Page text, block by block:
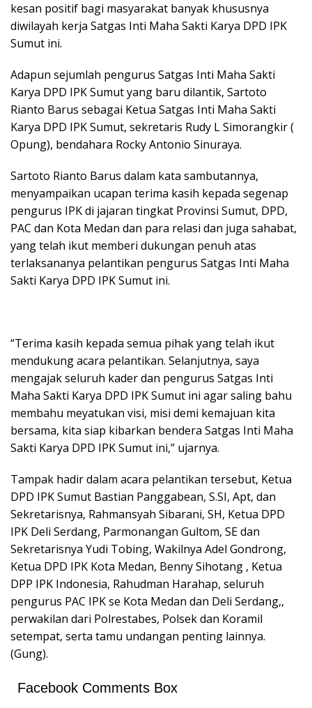
kesan positif bagi masyarakat banyak khususnya
diwilayah kerja Satgas Inti Maha Sakti Karya DPD IPK
Sumut ini.
Adapun sejumlah pengurus Satgas Inti Maha Sakti
Karya DPD IPK Sumut yang baru dilantik, Sartoto
Rianto Barus sebagai Ketua Satgas Inti Maha Sakti
Karya DPD IPK Sumut, sekretaris Rudy L Simorangkir (
Opung), bendahara Rocky Antonio Sinuraya.
Sartoto Rianto Barus dalam kata sambutannya,
menyampaikan ucapan terima kasih kepada segenap
pengurus IPK di jajaran tingkat Provinsi Sumut, DPD,
PAC dan Kota Medan dan para relasi dan juga sahabat,
yang telah ikut memberi dukungan penuh atas
terlaksananya pelantikan pengurus Satgas Inti Maha
Sakti Karya DPD IPK Sumut ini.
“Terima kasih kepada semua pihak yang telah ikut
mendukung acara pelantikan. Selanjutnya, saya
mengajak seluruh kader dan pengurus Satgas Inti
Maha Sakti Karya DPD IPK Sumut ini agar saling bahu
membahu meyatukan visi, misi demi kemajuan kita
bersama, kita siap kibarkan bendera Satgas Inti Maha
Sakti Karya DPD IPK Sumut ini,” ujarnya.
Tampak hadir dalam acara pelantikan tersebut, Ketua
DPD IPK Sumut Bastian Panggabean, S.SI, Apt, dan
Sekretarisnya, Rahmansyah Sibarani, SH, Ketua DPD
IPK Deli Serdang, Parmonangan Gultom, SE dan
Sekretarisnya Yudi Tobing, Wakilnya Adel Gondrong,
Ketua DPD IPK Kota Medan, Benny Sihotang , Ketua
DPP IPK Indonesia, Rahudman Harahap, seluruh
pengurus PAC IPK se Kota Medan dan Deli Serdang,,
perwakilan dari Polrestabes, Polsek dan Koramil
setempat, serta tamu undangan penting lainnya.
(Gung).
Facebook Comments Box